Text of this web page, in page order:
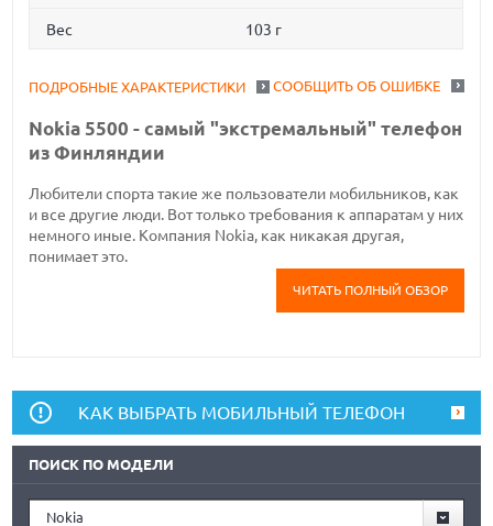
Вес 103 г
СООБЩИТЬ ОБ ОШИБКЕ
ПОДРОБНЫЕ ХАРАКТЕРИСТИКИ
Nokia 5500 - самый "экстремальный" телефон
из Финляндии
Любители спорта такие же пользователи мобильников, как
и все другие люди. Вот только требования к аппаратам у них
немного иные. Компания Nokia, как никакая другая,
понимает это.
ЧИТАТЬ ПОЛНЫЙ ОБЗОР
КАК ВЫБРАТЬ МОБИЛЬНЫЙ ТЕЛЕФОН
ПОИСК ПО МОДЕЛИ
Nokia